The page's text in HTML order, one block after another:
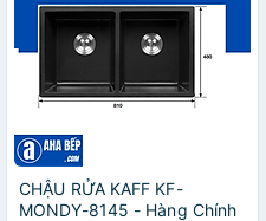
CHẬU RỬA KAFF KF-
MONDY-8145 - Hàng Chính